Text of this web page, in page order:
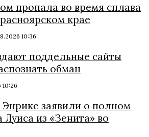
пропала во время сплава
крае
10:36
поддельные сайты
обман
Энрике заявили о полном
из «Зенита» во